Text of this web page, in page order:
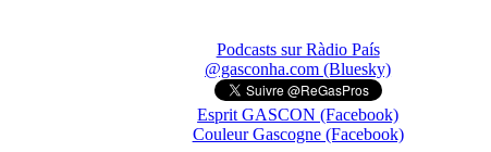
Podcasts sur Ràdio País
@gasconha.com (Bluesky)
Esprit GASCON (Facebook)
Couleur Gascogne (Facebook)